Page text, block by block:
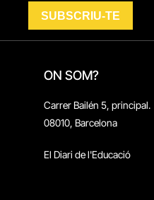
ON SOM?
Carrer Bailén 5, principal.
08010, Barcelona
El Diari de l'Educació